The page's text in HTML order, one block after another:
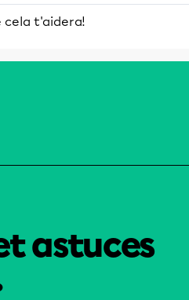
cela t'aidera!
astuces